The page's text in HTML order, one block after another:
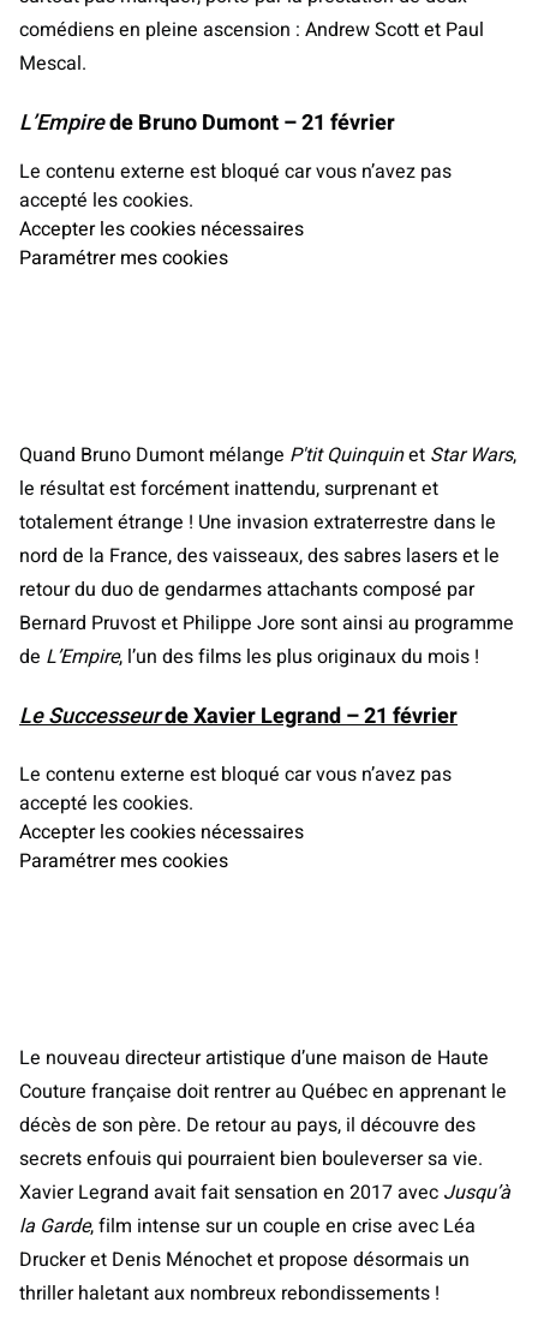
comédiens en pleine ascension : Andrew Scott et Paul
Mescal.
L’Empirede Bruno Dumont – 21 février
Le contenu externe est bloqué car vous n’avez pas
accepté les cookies.
Accepter les cookies nécessaires
Paramétrer mes cookies
Quand Bruno Dumont mélange P'tit Quinquinet Star Wars,
le résultat est forcément inattendu, surprenant et
totalement étrange ! Une invasion extraterrestre dans le
nord de la France, des vaisseaux, des sabres lasers et le
retour du duo de gendarmes attachants composé par
Bernard Pruvost et Philippe Jore sont ainsi au programme
de L’Empire, l’un des films les plus originaux du mois !
Le Successeurde Xavier Legrand – 21 février
Le contenu externe est bloqué car vous n’avez pas
accepté les cookies.
Accepter les cookies nécessaires
Paramétrer mes cookies
Le nouveau directeur artistique d’une maison de Haute
Couture française doit rentrer au Québec en apprenant le
décès de son père. De retour au pays, il découvre des
secrets enfouis qui pourraient bien bouleverser sa vie.
Xavier Legrand avait fait sensation en 2017 avec Jusqu’à
la Garde, film intense sur un couple en crise avec Léa
Drucker et Denis Ménochet et propose désormais un
thriller haletant aux nombreux rebondissements !